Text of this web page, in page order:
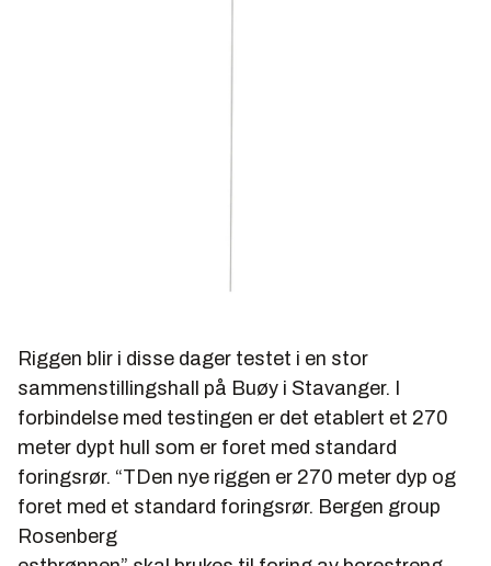
Riggen blir i disse dager testet i en stor
sammenstillingshall på Buøy i Stavanger. I
forbindelse med testingen er det etablert et 270
meter dypt hull som er foret med standard
foringsrør. “TDen nye riggen er 270 meter dyp og
foret med et standard foringsrør. Bergen group
Rosenberg